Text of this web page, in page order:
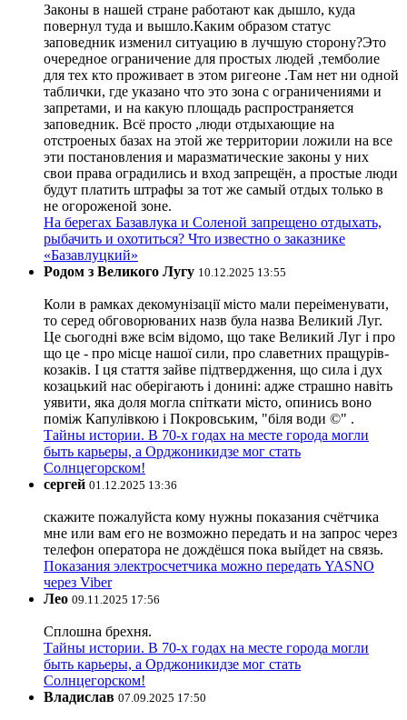
Законы в нашей стране работают как дышло, куда
повернул туда и вышло.Каким образом статус
заповедник изменил ситуацию в лучшую сторону?Это
очередное ограничение для простых людей ,темболие
для тех кто проживает в этом ригеоне .Там нет ни одной
таблички, где указано что это зона с ограничениями и
запретами, и на какую площадь распространяется
заповедник. Всё просто ,люди отдыхающие на
отстроеных базах на этой же территории ложили на все
эти постановления и маразматические законы у них
свои права оградились и вход запрещён, а простые люди
будут платить штрафы за тот же самый отдых только в
не огороженой зоне.
На берегах Базавлука и Соленой запрещено отдыхать,
рыбачить и охотиться? Что известно о заказнике
«Базавлуцкий»
Родом з Великого Лугу 10.12.2025 13:55
Коли в рамках декомунізації місто мали переіменувати,
то серед обговорюваних назв була назва Великий Луг.
Це сьогодні вже всім відомо, що таке Великий Луг і про
що це - про місце нашої сили, про славетних пращурів-
козаків. І ця стаття зайве підтвердження, що сила і дух
козацький нас оберігають і донині: адже страшно навіть
уявити, яка доля могла спіткати місто, опинись воно
поміж Капулівкою і Покровським, "біля води ©" .
Тайны истории. В 70-х годах на месте города могли
быть карьеры, а Орджоникидзе мог стать
Солнцегорском!
сергей 01.12.2025 13:36
скажите пожалуйста кому нужны показания счётчика
мне или вам его не возможно передать и на запрос через
телефон оператора не дождёшся пока выйдет на связь.
Показания электросчетчика можно передать YASNO
через Viber
Лео 09.11.2025 17:56
Сплошна брехня.
Тайны истории. В 70-х годах на месте города могли
быть карьеры, а Орджоникидзе мог стать
Солнцегорском!
Владислав 07.09.2025 17:50